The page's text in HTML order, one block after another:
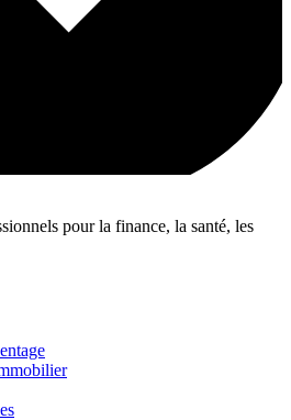
pour la finance, la santé, les